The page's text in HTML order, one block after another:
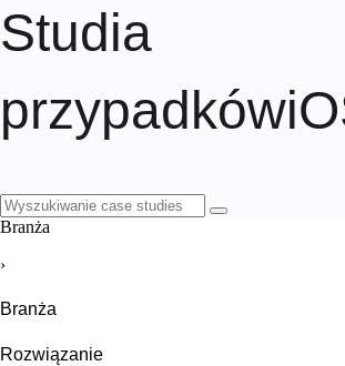
Studia
przypadków
Branża
›
Branża
Rozwiązanie